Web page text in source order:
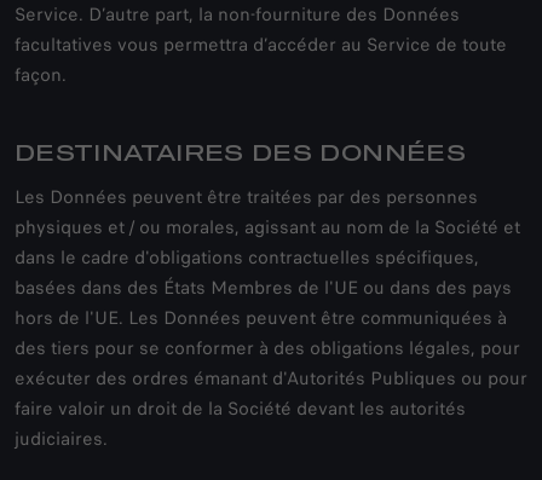
Service. D’autre part, la non-fourniture des Données
facultatives vous permettra d’accéder au Service de toute
façon.
DESTINATAIRES DES DONNÉES
Les Données peuvent être traitées par des personnes
physiques et / ou morales, agissant au nom de la Société et
dans le cadre d'obligations contractuelles spécifiques,
basées dans des États Membres de l'UE ou dans des pays
hors de l'UE. Les Données peuvent être communiquées à
des tiers pour se conformer à des obligations légales, pour
exécuter des ordres émanant d'Autorités Publiques ou pour
faire valoir un droit de la Société devant les autorités
judiciaires.